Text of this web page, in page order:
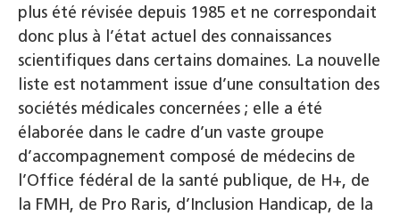
plus été révisée depuis 1985 et ne correspondait
donc plus à l’état actuel des connaissances
scientifiques dans certains domaines. La nouvelle
liste est notamment issue d’une consultation des
sociétés médicales concernées ; elle a été
élaborée dans le cadre d’un vaste groupe
d’accompagnement composé de médecins de
l’Office fédéral de la santé publique, de H+, de
la FMH, de Pro Raris, d’Inclusion Handicap, de la